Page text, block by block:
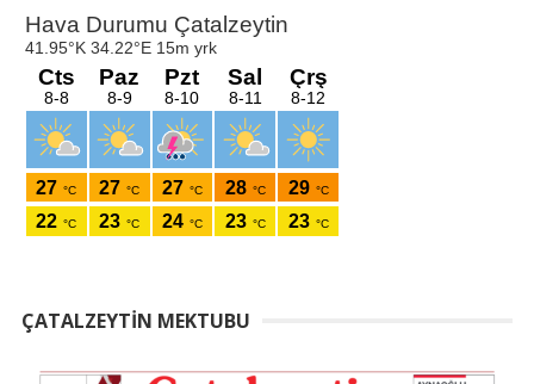
ÇATALZEYTIN MEKTUBU